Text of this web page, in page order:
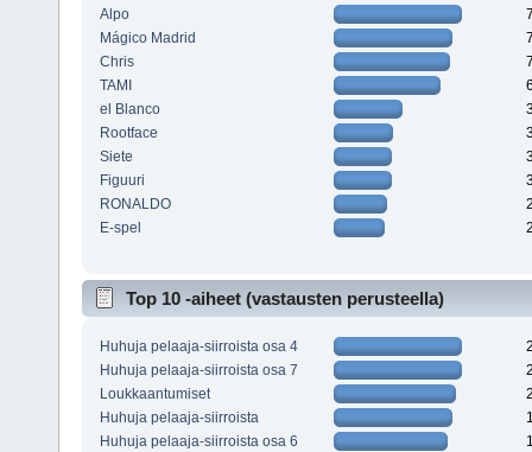
Alpo
Mágico Madrid
Chris
TAMI
el Blanco
Rootface
Siete
Figuuri
RONALDO
E-spel
Top 10 -aiheet (vastausten perusteella)
Huhuja pelaaja-siirroista osa 4
Huhuja pelaaja-siirroista osa 7
Loukkaantumiset
Huhuja pelaaja-siirroista
Huhuja pelaaja-siirroista osa 6